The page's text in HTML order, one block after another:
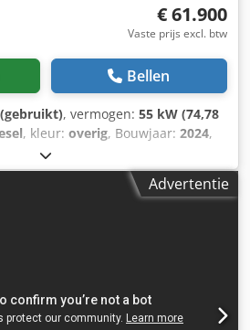
€ 61.900
Vaste prijs excl. btw
Bellen
, vermogen: 55 kW (74,78
, kleur: overig, Bouwjaar: 2024,
, Uitrusting:
cilinders: 4 Motorinhoud:
Merk motor: Bobcat Leeggewicht:
- Signaallamp - Twee
= Djdpew U Itajfx Af Eekr
Advertentie